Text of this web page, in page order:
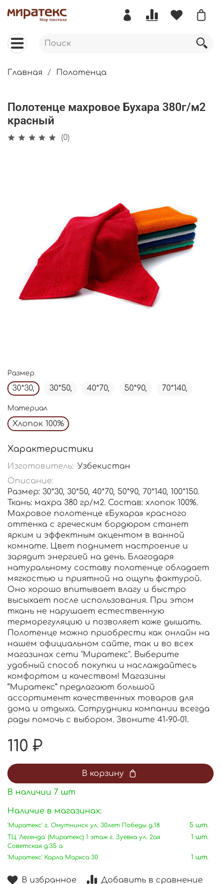
Главная Полотенца
Полотенце махровое Бухара 380г/м2
красный
(0)
В избранное Добавить в сравнение
Размер
30*30, 30*50, 40*70, 50*90, 70*140,
Материал
Хлопок 100%
Характеристики
Изготовитель: Узбекистан
Описание:
Размер: 30*30, 30*50, 40*70, 50*90, 70*140, 100*150.
Ткань: махра 380 гр/м2. Состав: хлопок 100%.
Махровое полотенце «Бухара» красного
оттенка с греческим бордюром станет
ярким и эффектным акцентом в ванной
комнате. Цвет поднимет настроение и
зарядит энергией на день. Благодаря
натуральному составу полотенце обладает
мягкостью и приятной на ощупь фактурой.
Оно хорошо впитывает влагу и быстро
высыхает после использования. При этом
ткань не нарушает естественную
терморегуляцию и позволяет коже дышать.
Полотенце можно приобрести как онлайн на
нашем официальном сайте, так и во всех
магазинах сети "Миратекс". Выберите
удобный способ покупки и наслаждайтесь
комфортом и качеством! Магазины
“Миратекс” предлагают большой
ассортимент качественных товаров для
дома и отдыха. Сотрудники компании всегда
рады помочь с выбором. Звоните 41-90-01.
110 ₽
В корзину
В наличии 7 шт
Наличие в магазинах:
'Миратекс' г. Омутнинск ул. 30лет Победы д.18
5 шт.
ТЦ 'Легенда' (Миратекс) 1 этаж г. Зуевка ул. 2ая
Советская д.35 а
1 шт.
'Миратекс' Карла Маркса 30 1 шт.